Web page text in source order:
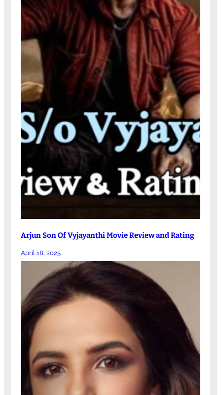
Arjun Son Of Vyjayanthi Movie Review and Rating
April 18, 2025